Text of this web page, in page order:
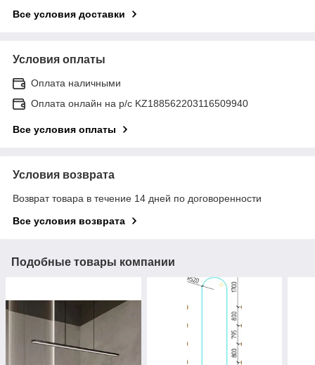
Все условия доставки
Условия оплаты
Оплата наличными
Оплата онлайн на р/с KZ188562203116509940
Все условия оплаты
Условия возврата
Возврат товара в течение 14 дней по договоренности
Все условия возврата
Подобные товары компании